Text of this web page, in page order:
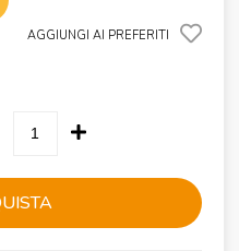
AGGIUNGI AI PREFERITI